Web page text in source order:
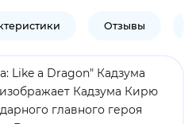
Отзывы
Like a Dragon" Кадзума
Кадзума Кирю
главного героя